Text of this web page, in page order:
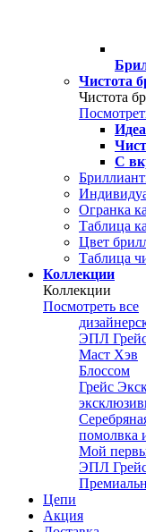
Чистота
Чистота
С
Огранка
Таблица
Цвет
Таблица
Коллекции
Коллекции
Посмотреть все
ЭПЛ
Маст Хэв
Блоссом
Грейс
помолвка
Мой
ЭПЛ
Цепи
Акция